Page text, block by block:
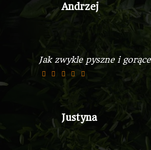
Andrzej
Jak zwykle pyszne i gorące
Justyna